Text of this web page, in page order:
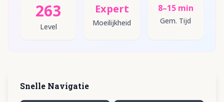
263
Level
Expert
Moeilijkheid
8–15 min
Gem. Tijd
Snelle Navigatie